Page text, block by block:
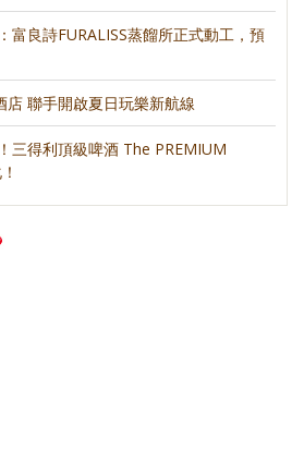
富良詩FURALISS蒸餾所正式動工，預
聯手開啟夏日玩樂新航線
三得利頂級啤酒 The PREMIUM